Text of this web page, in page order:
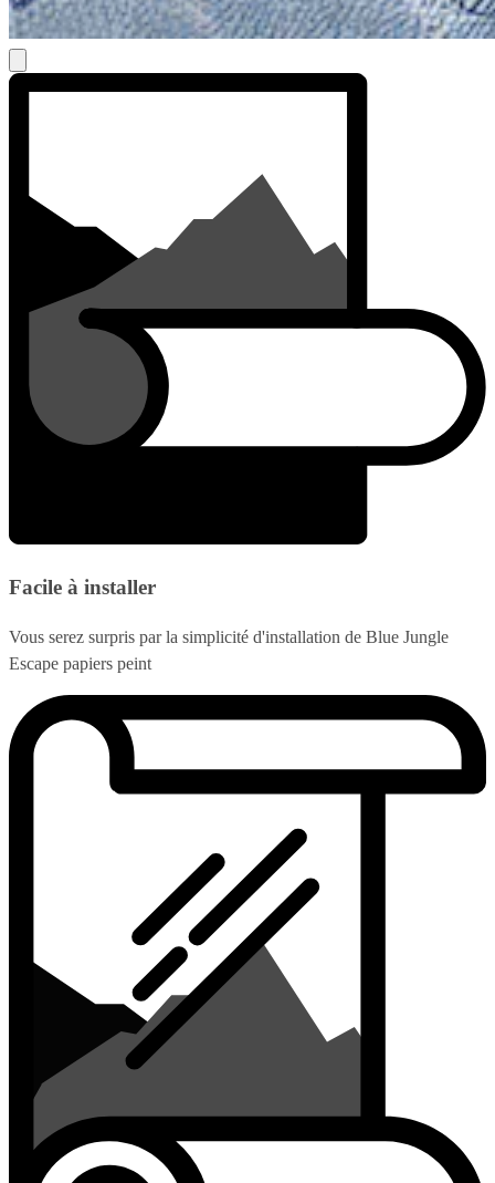
Facile à installer
Vous serez surpris par la simplicité d'installation de Blue Jungle
Escape papiers peint